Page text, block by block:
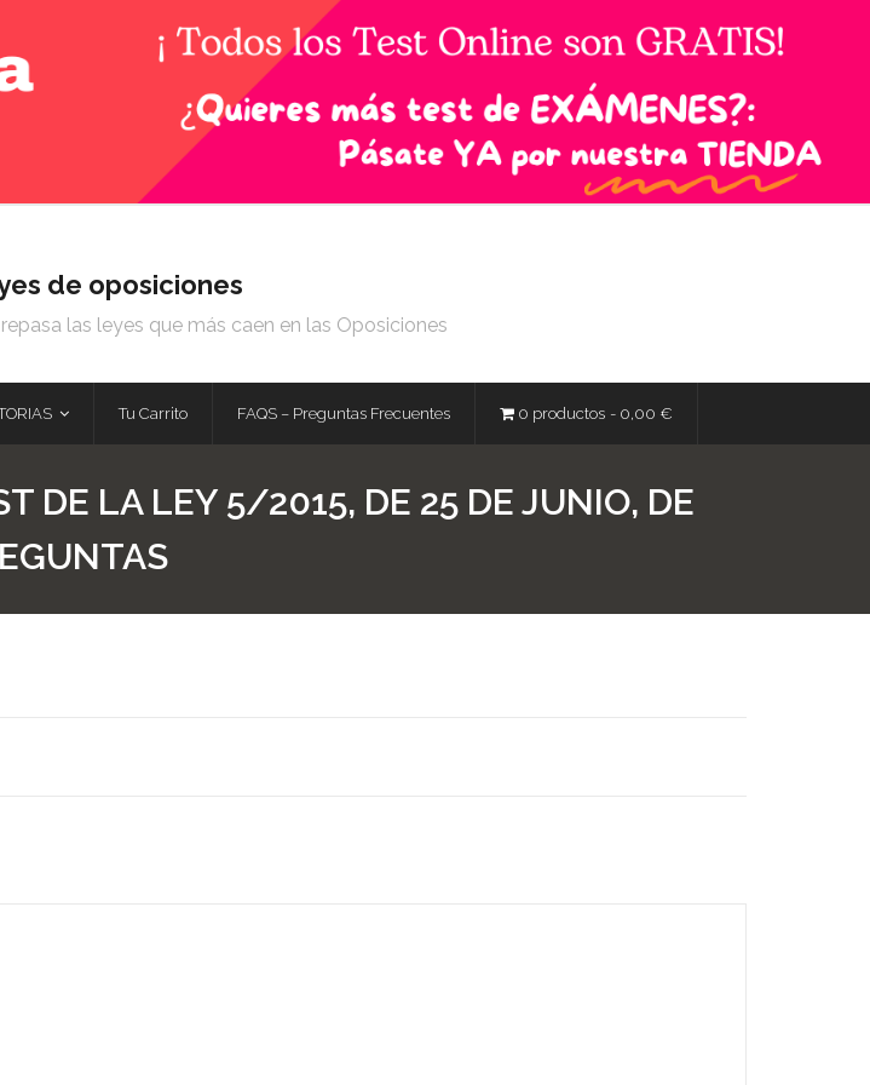
de oposiciones
las leyes que más caen en las Oposiciones
Tu Carrito FAQS – Preguntas Frecuentes 0 productos 0,00 €
DE LA LEY 5/2015, DE 25 DE JUNIO, DE